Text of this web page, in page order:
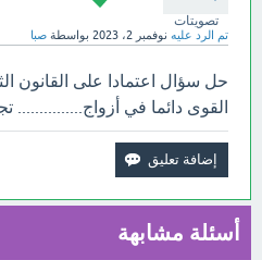
تصويتات
تم الرد عليه نوفمبر 2، 2023 بواسطة صبا
حل سؤال اعتمادا على القانون
القوى دائما في أزواج...............
أسئلة مشابهة